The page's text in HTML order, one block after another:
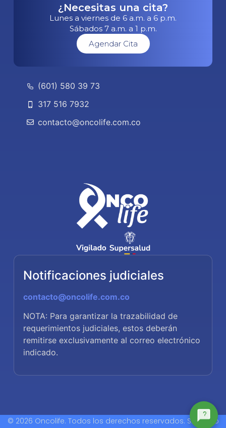
Notificaciones judiciales
contacto@oncolife.com.co
NOTA: Para garantizar la trazabilidad de
requerimientos judiciales, estos deberán
remitirse exclusivamente al correo electrónico
indicado.
¿Necesitas una cita?
Lunes a viernes de 6 a.m. a 6 p.m.
Sábados 7 a.m. a 1 p.m.
Agendar Cita
(601) 580 39 73
317 516 7932
contacto@oncolife.com.co
© 2026 Oncolife. Todos los derechos reservados. Sitio web